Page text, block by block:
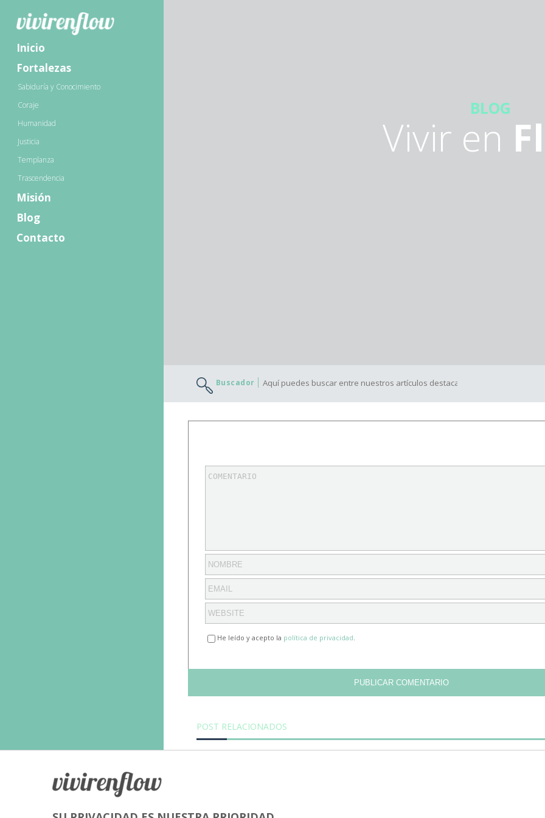
Inicio
Fortalezas
Sabiduría y Conocimiento
Coraje
Humanidad
Justicia
Templanza
Trascendencia
Misión
Blog
Contacto
BLOG
Vivir en
Buscador
He leído y acepto la política de privacidad.
POST RELACIONADOS